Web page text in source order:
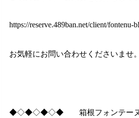
https://reserve.489ban.net/client/fontenu-
お気軽にお問い合わせくださいませ。
◆◇◆◇◆◇◆ 箱根フォンテー